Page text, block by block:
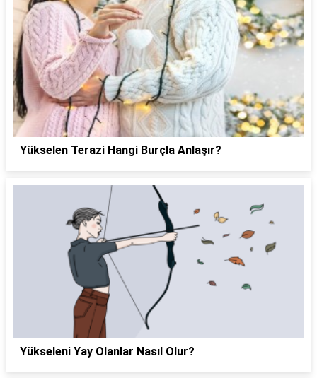
Yükselen Terazi Hangi Burçla Anlaşır?
Yükseleni Yay Olanlar Nasıl Olur?